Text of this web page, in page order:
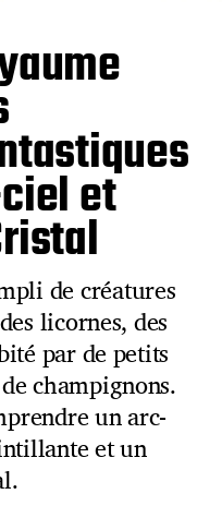
et
de créatures
licornes, des
par de petits
champignons.
un arc-
et un